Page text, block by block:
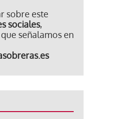
sobre este
sociales,
señalamos en